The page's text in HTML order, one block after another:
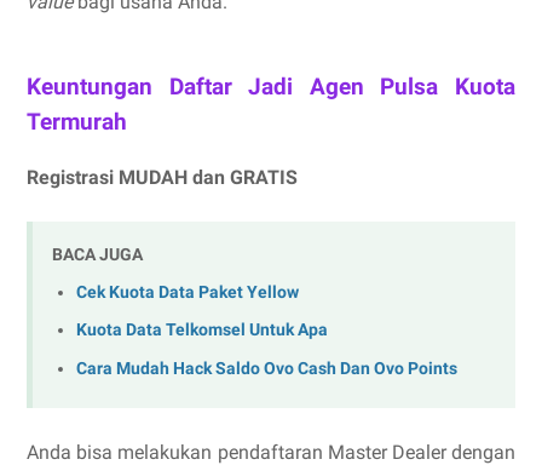
Keuntungan Daftar Jadi Agen Pulsa Kuota
Termurah
Registrasi MUDAH dan GRATIS
BACA JUGA
Cek Kuota Data Paket Yellow
Kuota Data Telkomsel Untuk Apa
Cara Mudah Hack Saldo Ovo Cash Dan Ovo Points
Anda bisa melakukan pendaftaran Master Dealer dengan